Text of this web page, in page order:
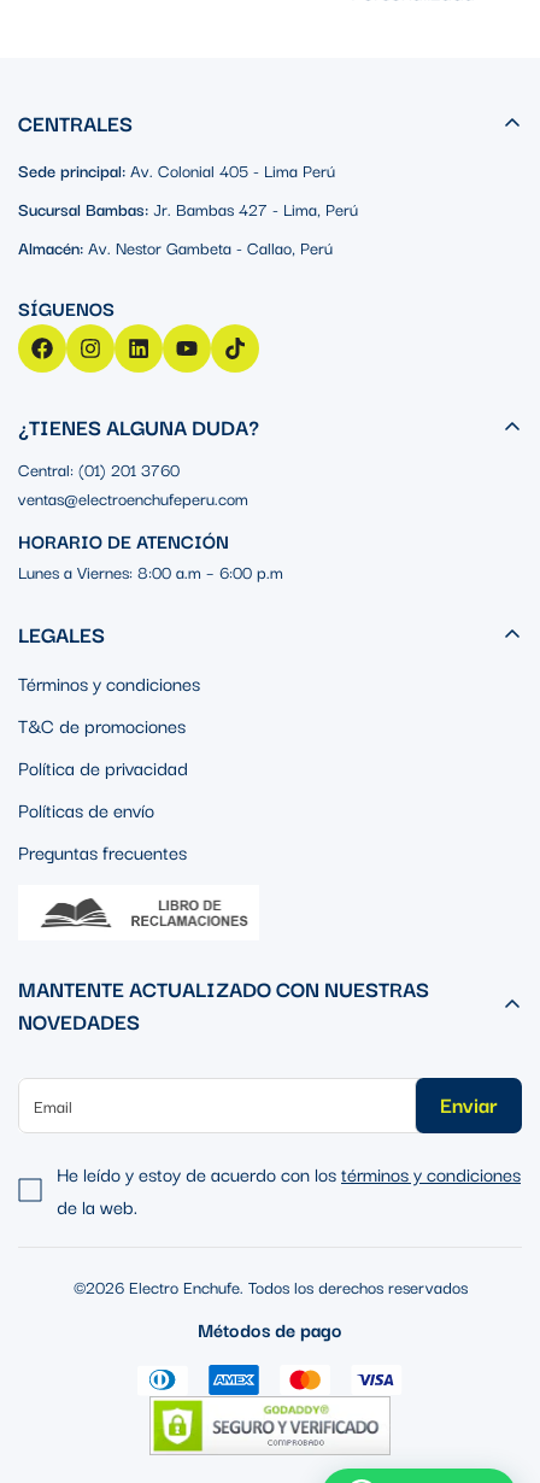
CENTRALES
Sede principal:Av. Colonial 405 - Lima Perú
Sucursal Bambas:Jr. Bambas 427 - Lima, Perú
Almacén:Av. Nestor Gambeta - Callao, Perú
¿TIENES ALGUNA DUDA?
Central: (01) 201 3760
ventas@electroenchufeperu.com
HORARIO DE ATENCIÓN
Lunes a Viernes: 8:00 a.m – 6:00 p.m
LEGALES
Términos y condiciones
T&C de promociones
Política de privacidad
Políticas de envío
Preguntas frecuentes
MANTENTE ACTUALIZADO CON NUESTRAS
NOVEDADES
Enviar
He leído y estoy de acuerdo con lostérminos y condiciones
de la web.
©2026 Electro Enchufe. Todos los derechos reservados
Métodos de pago